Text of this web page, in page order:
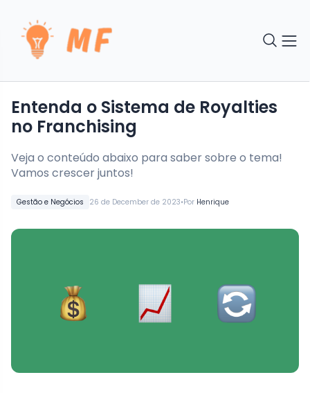
Gestão e Negócios 26 de December de 2023•Por Henrique
Entenda o Sistema de Royalties
no Franchising
Veja o conteúdo abaixo para saber sobre o tema!
Vamos crescer juntos!